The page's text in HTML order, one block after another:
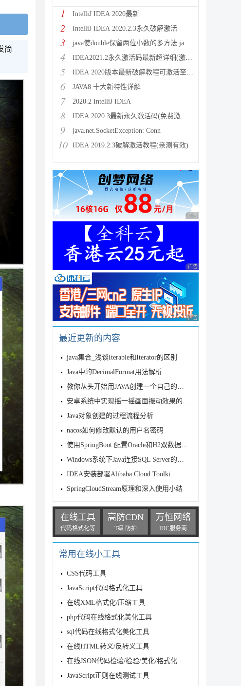
简
1 IntelliJ IDEA 2020最新
2 IntelliJ IDEA 2020.2.3永久破解激活
3 java使double保留两位小数的多方法 java保留两位
4 IDEA2021.2永久激活码最新超详细(激活到2099)
5 IDEA 2020版本最新破解教程可激活至2089
6 JAVA8 十大新特性详解
7 2020.2 IntelliJ IDEA
8 IDEA 2020.3最新永久激活码(免费激活到 209
9 java.net.SocketException: Conn
10 IDEA 2019.2.3破解激活教程(亲测有效)
广告 商业广告，理性
广告 商业广告，理性
广告 商业广告，理性
最近更新的内容
java集合_浅谈Iterable和Iterator的区别
Java中的DecimalFormat用法解析
教你从头开始用JAVA创建一个自己的简单API并实现第三方调用
安卓系统中实现摇一摇画面振动效果的方法
Java对象创建的过程流程分析
nacos如何修改默认的用户名密码
使用SpringBoot 配置Oracle和H2双数据源及问题
Windows系统下Java连接SQL Server的方法简介
IDEA安装部署Alibaba Cloud Toolki
SpringCloudStream原理和深入使用小结
在线工具
代码格式化等
高防CDN
T级 防护
万恒网络
IDC服务商
常用在线小工具
CSS代码工具
JavaScript代码格式化工具
在线XML格式化/压缩工具
php代码在线格式化美化工具
sql代码在线格式化美化工具
在线HTML转义/反转义工具
在线JSON代码检验/检验/美化/格式化
JavaScript正则在线测试工具